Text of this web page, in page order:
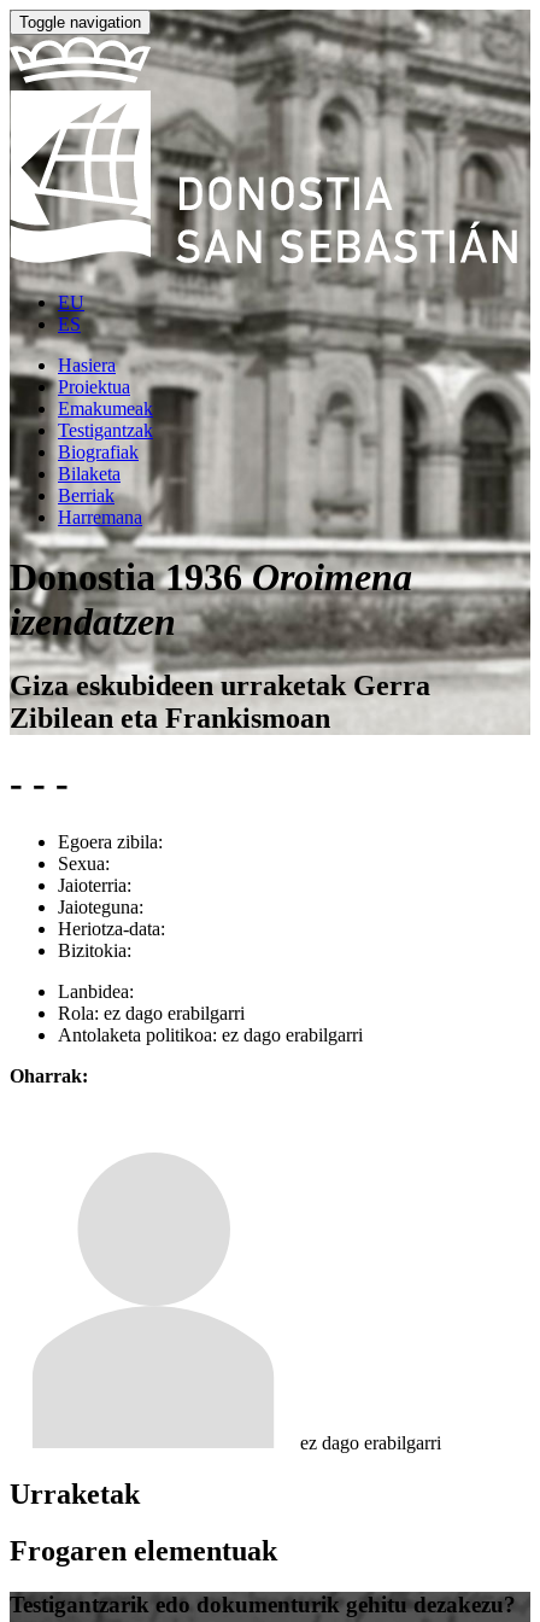
Toggle navigation
EU
ES
Hasiera
Proiektua
Emakumeak
Testigantzak
Biografiak
Bilaketa
Berriak
Harremana
Donostia 1936Oroimena
izendatzen
Giza eskubideen urraketak Gerra
Zibilean eta Frankismoan
- - -
Egoera zibila:
Sexua:
Jaioterria:
Jaioteguna:
Heriotza-data:
Bizitokia:
Lanbidea:
Rola: ez dago erabilgarri
Antolaketa politikoa: ez dago erabilgarri
Oharrak:
ez dago erabilgarri
Urraketak
Frogaren elementuak
Testigantzarik edo dokumenturik gehitu dezakezu?